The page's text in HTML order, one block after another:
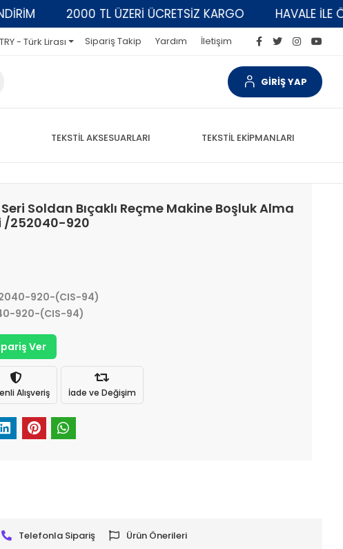
2000 TL ÜZERİ ÜCRETSİZ KARGO HAVALE İLE
TRY - Türk Lirası Sipariş Takip Yardım İletişim
GİRİŞ YAP
TEKSTİL AKSESUARLARI TEKSTİL EKİPMANLARI
Soldan Bıçaklı Reçme Makine Boşluk Alma
/252040-920
920-(CIS-94)
920-(CIS-94)
Ver
Alışveriş İade ve Değişim
Telefonla Sipariş Ürün Önerileri